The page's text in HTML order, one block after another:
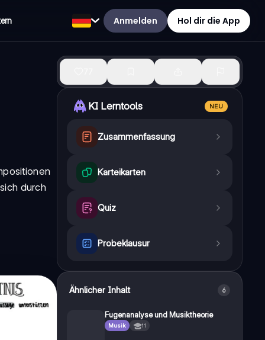
Anmelden Hol dir die App
durch
KI Lerntools NEU
Zusammenfassung
Karteikarten
Quiz
Probeklausur
Ähnlicher Inhalt 6
Fugenanalyse und Musiktheorie
Musik 11